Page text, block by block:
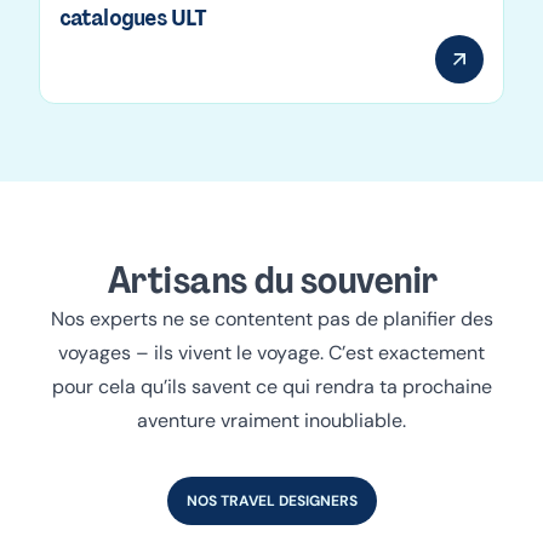
catalogues ULT
Artisans du souvenir
Nos experts ne se contentent pas de planifier des
voyages – ils vivent le voyage. C’est exactement
pour cela qu’ils savent ce qui rendra ta prochaine
aventure vraiment inoubliable.
NOS TRAVEL DESIGNERS